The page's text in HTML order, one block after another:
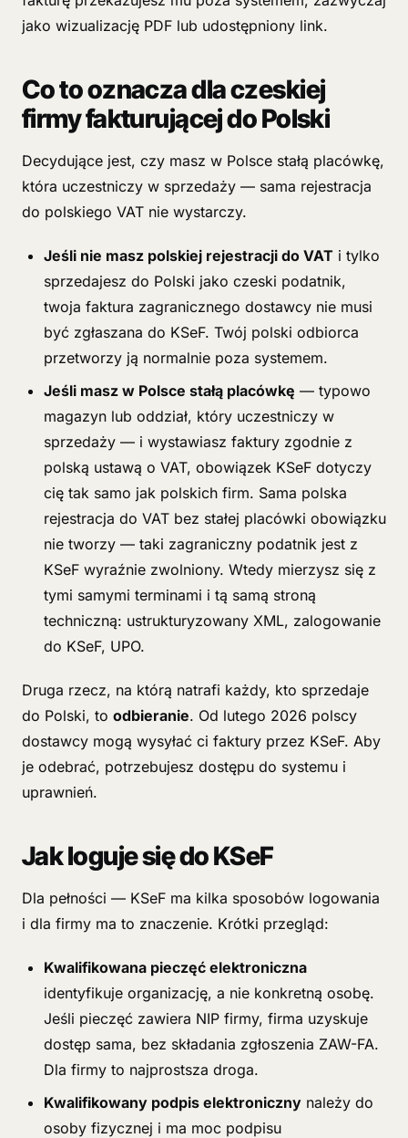
jako wizualizację PDF lub udostępniony link.
Co to oznacza dla czeskiej
firmy fakturującej do Polski
Decydujące jest, czy masz w Polsce stałą placówkę,
która uczestniczy w sprzedaży — sama rejestracja
do polskiego VAT nie wystarczy.
Jeśli nie masz polskiej rejestracji do VAT i tylko
sprzedajesz do Polski jako czeski podatnik,
twoja faktura zagranicznego dostawcy nie musi
być zgłaszana do KSeF. Twój polski odbiorca
przetworzy ją normalnie poza systemem.
Jeśli masz w Polsce stałą placówkę — typowo
magazyn lub oddział, który uczestniczy w
sprzedaży — i wystawiasz faktury zgodnie z
polską ustawą o VAT, obowiązek KSeF dotyczy
cię tak samo jak polskich firm. Sama polska
rejestracja do VAT bez stałej placówki obowiązku
nie tworzy — taki zagraniczny podatnik jest z
KSeF wyraźnie zwolniony. Wtedy mierzysz się z
tymi samymi terminami i tą samą stroną
techniczną: ustrukturyzowany XML, zalogowanie
do KSeF, UPO.
Druga rzecz, na którą natrafi każdy, kto sprzedaje
do Polski, to odbieranie. Od lutego 2026 polscy
dostawcy mogą wysyłać ci faktury przez KSeF. Aby
je odebrać, potrzebujesz dostępu do systemu i
uprawnień.
Jak loguje się do KSeF
Dla pełności — KSeF ma kilka sposobów logowania
i dla firmy ma to znaczenie. Krótki przegląd:
Kwalifikowana pieczęć elektroniczna
identyfikuje organizację, a nie konkretną osobę.
Jeśli pieczęć zawiera NIP firmy, firma uzyskuje
dostęp sama, bez składania zgłoszenia ZAW-FA.
Dla firmy to najprostsza droga.
Kwalifikowany podpis elektroniczny należy do
osoby fizycznej i ma moc podpisu